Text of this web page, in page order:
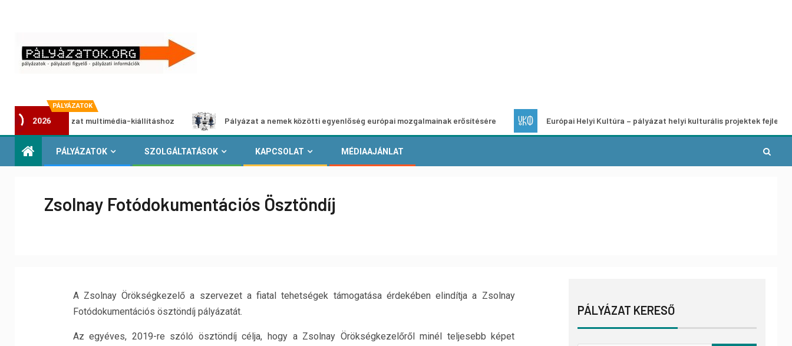
PÁLYÁZATOK
2026
pályázat multimédia-kiállításhoz Pályázat a nemek közötti egyenlőség európai mozgalmainak erősítésére Európai Helyi Kultúra – pályázat helyi kulturális projektek fejlesztésére
PÁLYÁZATOK SZOLGÁLTATÁSOK KAPCSOLAT MÉDIAAJÁNLAT
Zsolnay Fotódokumentációs Ösztöndíj
A Zsolnay Örökségkezelő a szervezet a fiatal tehetségek támogatása érdekében elindítja a Zsolnay
Fotódokumentációs ösztöndíj pályázatát.
Az egyéves, 2019-re szóló ösztöndíj célja, hogy a Zsolnay Örökségkezelőről minél teljesebb képet
PÁLYÁZAT KERESŐ